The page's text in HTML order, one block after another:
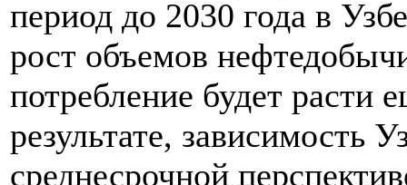
период до 2030 года в
рост объемов
потребление будет
результате, зависимость
среднесрочной